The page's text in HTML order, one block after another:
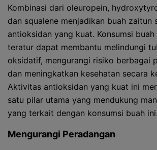
Kombinasi dari oleuropein,
dan squalene menjadikan buah zaitun
antioksidan yang kuat. Konsumsi buah
teratur dapat membantu melindungi
oksidatif, mengurangi risiko berbagai
dan meningkatkan kesehatan secara
Aktivitas antioksidan yang kuat ini
satu pilar utama yang mendukung
yang terkait dengan konsumsi buah ini.
Mengurangi Peradangan